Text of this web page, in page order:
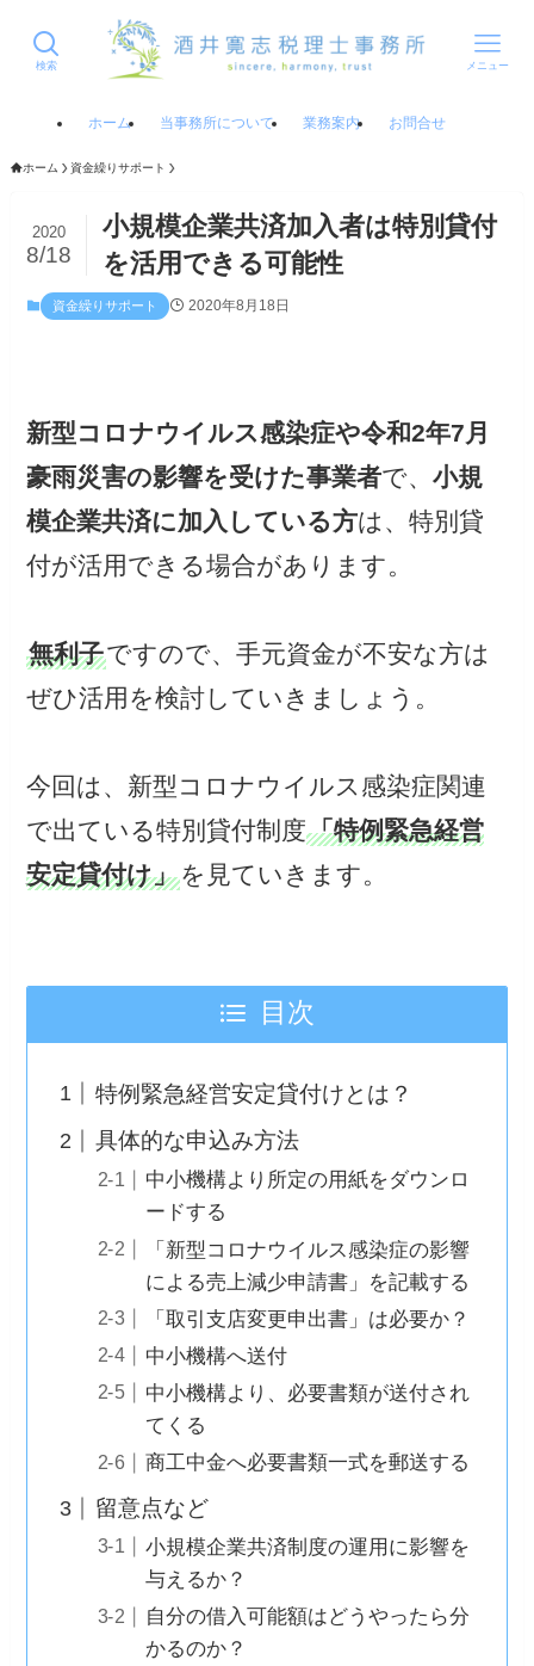
検索 メニュー
ホーム 当事務所について 業務案内 お問合せ
ホーム 資金繰りサポート
小規模企業共済加入者は特別貸付
を活用できる可能性
2020
8/18
資金繰りサポート 2020年8月18日
新型コロナウイルス感染症や令和2年7月
豪雨災害の影響を受けた事業者で、小規
模企業共済に加入している方は、特別貸
付が活用できる場合があります。
無利子ですので、手元資金が不安な方は
ぜひ活用を検討していきましょう。
今回は、新型コロナウイルス感染症関連
で出ている特別貸付制度「特例緊急経営
安定貸付け」を見ていきます。
目次
特例緊急経営安定貸付けとは？
具体的な申込み方法
中小機構より所定の用紙をダウンロ
ードする
「新型コロナウイルス感染症の影響
による売上減少申請書」を記載する
「取引支店変更申出書」は必要か？
中小機構へ送付
中小機構より、必要書類が送付され
てくる
商工中金へ必要書類一式を郵送する
留意点など
小規模企業共済制度の運用に影響を
与えるか？
自分の借入可能額はどうやったら分
かるのか？